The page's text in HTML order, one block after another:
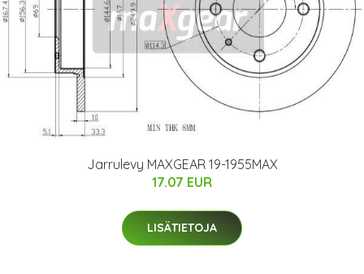
Jarrulevy MAXGEAR 19-1955MAX
17.07 EUR
LISÄTIETOJA